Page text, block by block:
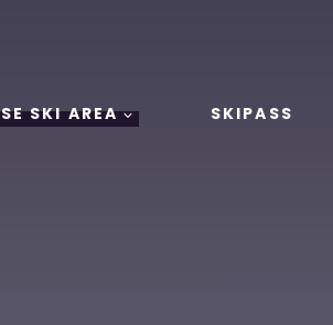
SKI AREA SKIPASS